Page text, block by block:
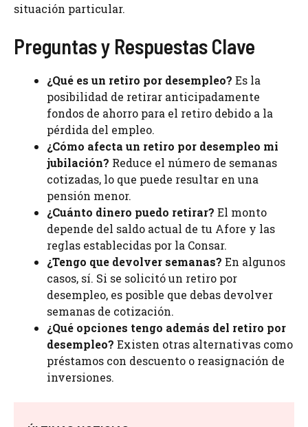
situación particular.
Preguntas y Respuestas Clave
¿Qué es un retiro por desempleo? Es la
posibilidad de retirar anticipadamente
fondos de ahorro para el retiro debido a la
pérdida del empleo.
¿Cómo afecta un retiro por desempleo mi
jubilación? Reduce el número de semanas
cotizadas, lo que puede resultar en una
pensión menor.
¿Cuánto dinero puedo retirar? El monto
depende del saldo actual de tu Afore y las
reglas establecidas por la Consar.
¿Tengo que devolver semanas? En algunos
casos, sí. Si se solicitó un retiro por
desempleo, es posible que debas devolver
semanas de cotización.
¿Qué opciones tengo además del retiro por
desempleo? Existen otras alternativas como
préstamos con descuento o reasignación de
inversiones.